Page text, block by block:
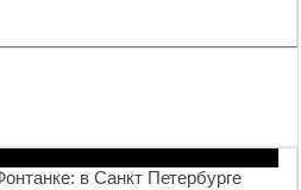
в Санкт Петербурге